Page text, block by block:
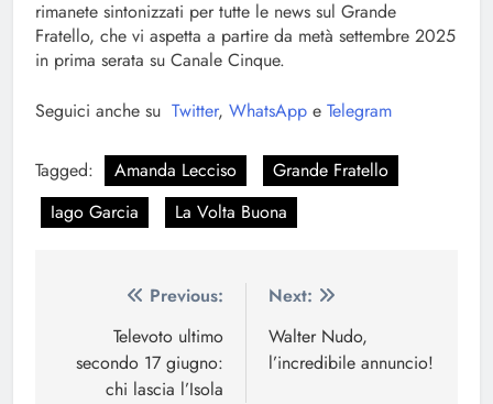
rimanete sintonizzati per tutte le news sul Grande
Fratello, che vi aspetta a partire da metà settembre 2025
in prima serata su Canale Cinque.
Seguici anche su Twitter, WhatsApp e Telegram
Tagged: Amanda Lecciso
Grande Fratello
Iago Garcia
La Volta Buona
Navigazione
articoli
Previous:
Televoto ultimo
secondo 17 giugno:
chi lascia l’Isola
Next:
Walter Nudo,
l’incredibile annuncio!